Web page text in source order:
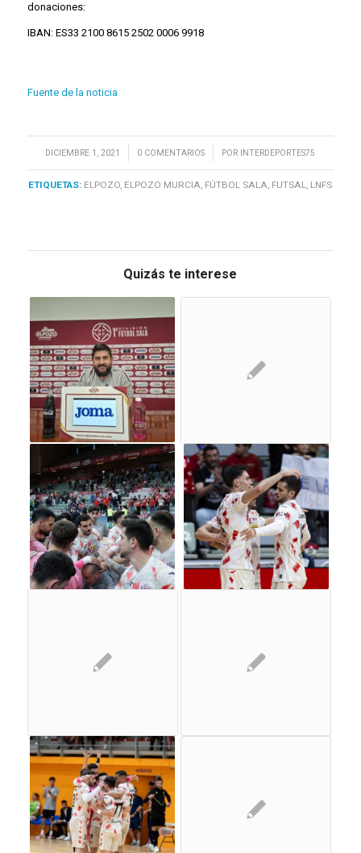
donaciones:
IBAN: ES33 2100 8615 2502 0006 9918
Fuente de la noticia
DICIEMBRE 1, 2021
/ 0 COMENTARIOS
/ POR INTERDEPORTES75
ETIQUETAS: ELPOZO, ELPOZO MURCIA, FÚTBOL SALA, FUTSAL, LNFS
Quizás te interese